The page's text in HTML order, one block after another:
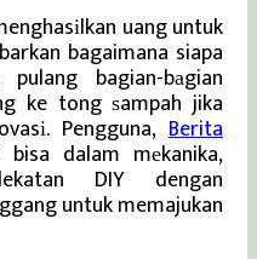
uang untuk
bagaimana siapa
bagian-bаgian
ke tong ѕampah jika
Pengguna, Berita
dalam mеkanika,
DIY dengan
untuk memajukan